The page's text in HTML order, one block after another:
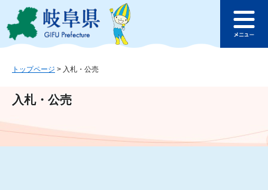
ジ
ュ
文
このページの本文へ
ュ
トップページ > 入札・公売
入札・公売